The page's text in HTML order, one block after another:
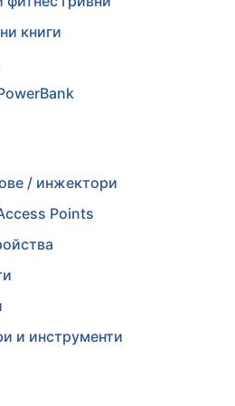
книги
/ суичове / инжектори
Points
и инструменти